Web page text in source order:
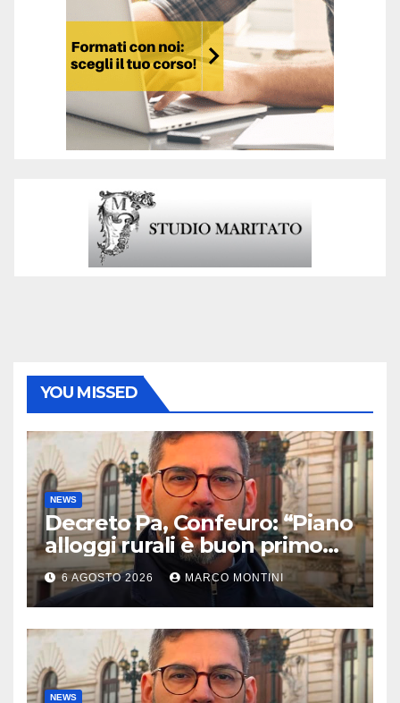
YOU MISSED
NEWS
Decreto Pa, Confeuro: “Piano
alloggi rurali è buon primo
passo ma da solo non basta”
6 AGOSTO 2026 MARCO MONTINI
NEWS